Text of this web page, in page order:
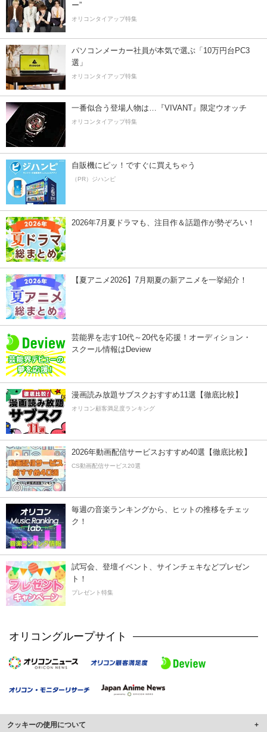
ー”
オリコンタイアップ特集
パソコンメーカー社員が本気で選ぶ「10万円台PC3
選」
オリコンタイアップ特集
一番似合う登場人物は…『VIVANT』限定ウオッチ
オリコンタイアップ特集
自販機にピッ！ですぐに買えちゃう
（PR）ジハンピ
2026年7月夏ドラマも、注目作＆話題作が勢ぞろい！
【夏アニメ2026】7月期夏の新アニメを一挙紹介！
芸能界を志す10代～20代を応援！オーディション・
スクール情報はDeview
漫画読み放題サブスクおすすめ11選【徹底比較】
オリコン顧客満足度ランキング
2026年動画配信サービスおすすめ40選【徹底比較】
CS動画配信サービス20選
毎週の音楽ランキングから、ヒットの推移をチェッ
ク！
試写会、登壇イベント、サインチェキなどプレゼン
ト！
プレゼント特集
オリコングループサイト
クッキーの使用について